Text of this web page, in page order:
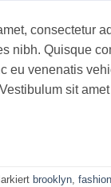
consectetur
nibh. Quisque
eu venenatis
sit
brooklyn, fashion